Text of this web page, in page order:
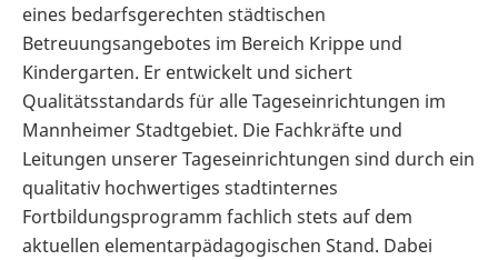
eines bedarfsgerechten städtischen
Betreuungsangebotes im Bereich Krippe und
Kindergarten. Er entwickelt und sichert
Qualitätsstandards für alle Tageseinrichtungen im
Mannheimer Stadtgebiet. Die Fachkräfte und
Leitungen unserer Tageseinrichtungen sind durch ein
qualitativ hochwertiges stadtinternes
Fortbildungsprogramm fachlich stets auf dem
aktuellen elementarpädagogischen Stand. Dabei